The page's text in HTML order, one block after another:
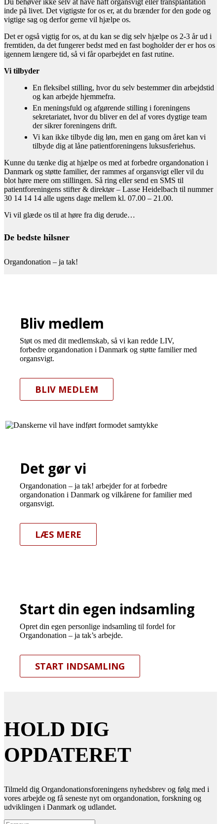
Du behøver ikke selv at have haft organsvigt eller transplantation
inde på livet. Det vigtigste for os er, at du brænder for den gode og
vigtige sag og derfor gerne vil hjælpe os.
Det er også vigtig for os, at du kan se dig selv hjælpe os 2-3 år ud i
fremtiden, da det fungerer bedst med en fast bogholder der er hos os
igennem længere tid, så vi får oparbejdet en fast rutine.
Vi tilbyder
En fleksibel stilling, hvor du selv bestemmer din arbejdstid
og kan arbejde hjemmefra.
En meningsfuld og afgørende stilling i foreningens
sekretariatet, hvor du bliver en del af vores dygtige team
der sikrer foreningens drift.
Vi kan ikke tilbyde dig løn, men en gang om året kan vi
tilbyde dig at låne patientforeningens luksusferiehus.
Kunne du tænke dig at hjælpe os med at forbedre organdonation i
Danmark og støtte familier, der rammes af organsvigt eller vil du
blot høre mere om stillingen. Så ring eller send en SMS til
patientforeningens stifter & direktør – Lasse Heidelbach til nummer
30 14 14 14 alle ugens dage mellem kl. 07.00 – 21.00.
Vi vil glæde os til at høre fra dig derude…
De bedste hilsner
Organdonation – ja tak!
Bliv medlem
Støt os med dit medlemskab, så vi kan redde LIV,
forbedre organdonation i Danmark og støtte familier med
organsvigt.
BLIV MEDLEM
Det gør vi
Organdonation – ja tak! arbejder for at forbedre
organdonation i Danmark og vilkårene for familier med
organsvigt.
LÆS MERE
Start din egen indsamling
Opret din egen personlige indsamling til fordel for
Organdonation – ja tak’s arbejde.
START INDSAMLING
HOLD DIG
OPDATERET
Tilmeld dig Organdonationsforeningens nyhedsbrev og følg med i
vores arbejde og få seneste nyt om organdonation, forskning og
udviklingen i Danmark og udlandet.